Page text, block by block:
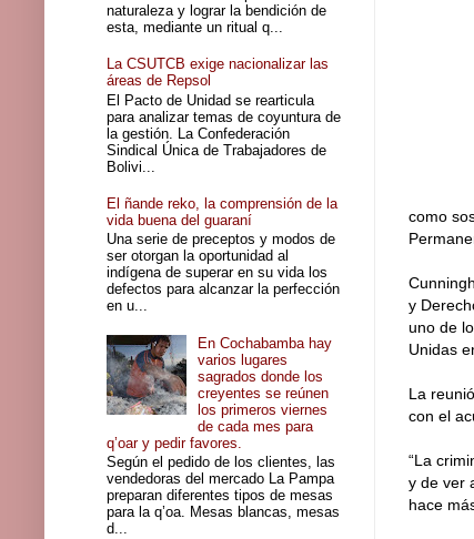
como
y
uno de
Unidas
La
con el
“La
y de ver
hace
naturaleza y lograr la bendición de
esta, mediante un ritual q...
La CSUTCB exige nacionalizar las
áreas de Repsol
El Pacto de Unidad se rearticula
para analizar temas de coyuntura de
la gestión. La Confederación
Sindical Única de Trabajadores de
Bolivi...
El ñande reko, la comprensión de la
vida buena del guaraní
Una serie de preceptos y modos de
ser otorgan la oportunidad al
indígena de superar en su vida los
defectos para alcanzar la perfección
en u...
En Cochabamba hay
varios lugares
sagrados donde los
creyentes se reúnen
los primeros viernes
de cada mes para
q’oar y pedir favores.
Según el pedido de los clientes, las
vendedoras del mercado La Pampa
preparan diferentes tipos de mesas
para la q’oa. Mesas blancas, mesas
d...